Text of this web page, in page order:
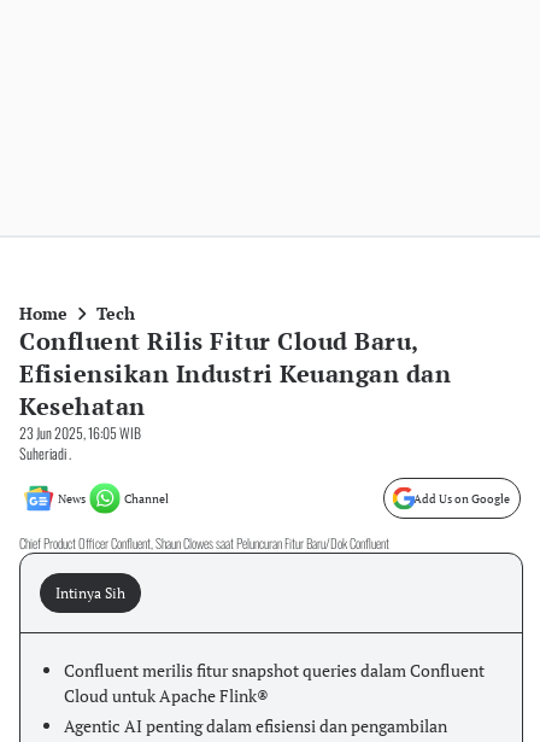
Home Tech
Confluent Rilis Fitur Cloud Baru,
Efisiensikan Industri Keuangan dan
Kesehatan
23 Jun 2025, 16:05 WIB
Suheriadi .
News Channel Add Us on Google
Chief Product Officer Confluent, Shaun Clowes saat Peluncuran Fitur Baru/Dok Confluent
Intinya Sih
Confluent merilis fitur snapshot queries dalam Confluent
Cloud untuk Apache Flink®
Agentic AI penting dalam efisiensi dan pengambilan